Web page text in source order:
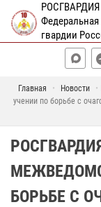
РОСГВАРДИЯ
гвардии
Главная Новости
учении по борьбе с
БОРЬБЕ С